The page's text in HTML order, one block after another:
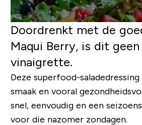
Doordrenkt met de
Maqui Berry, is dit
vinaigrette.
Deze superfood-
smaak en vooral
snel, eenvoudig en een
voor die nazomer zondagen.